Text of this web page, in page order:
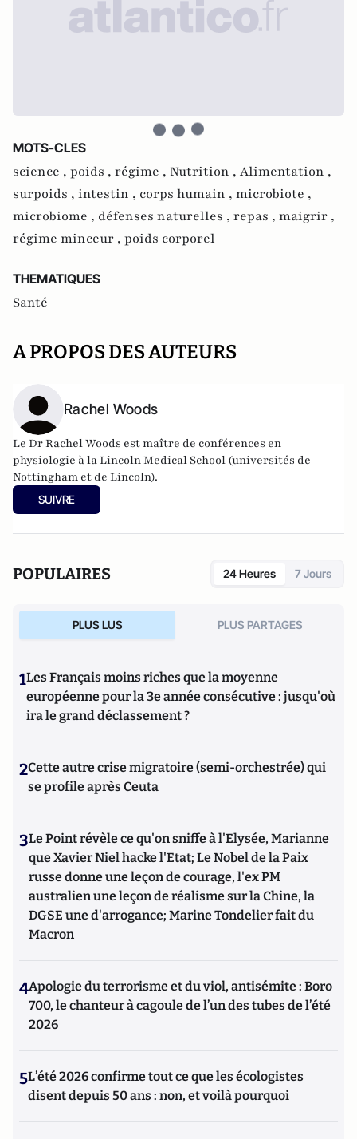
MOTS-CLES
science , poids , régime , Nutrition , Alimentation ,
surpoids , intestin , corps humain , microbiote ,
microbiome , défenses naturelles , repas , maigrir ,
régime minceur , poids corporel
THEMATIQUES
Santé
A PROPOS DES AUTEURS
Rachel Woods
Le Dr Rachel Woods est maître de conférences en
physiologie à la Lincoln Medical School (universités de
Nottingham et de Lincoln).
SUIVRE
POPULAIRES 24 Heures 7 Jours
PLUS LUS PLUS PARTAGES
1Les Français moins riches que la moyenne
européenne pour la 3e année consécutive : jusqu'où
ira le grand déclassement ?
2Cette autre crise migratoire (semi-orchestrée) qui
se profile après Ceuta
3Le Point révèle ce qu'on sniffe à l'Elysée, Marianne
que Xavier Niel hacke l'Etat; Le Nobel de la Paix
russe donne une leçon de courage, l'ex PM
australien une leçon de réalisme sur la Chine, la
DGSE une d'arrogance; Marine Tondelier fait du
Macron
4Apologie du terrorisme et du viol, antisémite : Boro
700, le chanteur à cagoule de l’un des tubes de l’été
2026
5L’été 2026 confirme tout ce que les écologistes
disent depuis 50 ans : non, et voilà pourquoi